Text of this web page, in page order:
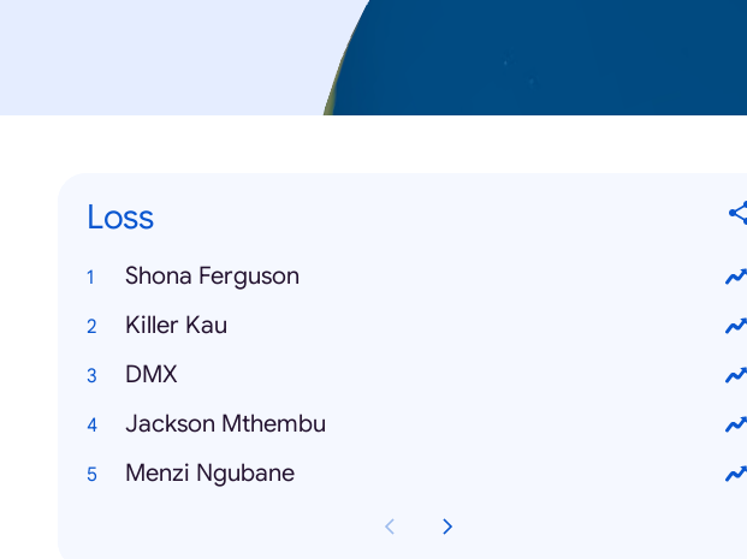
Loss
Shona Ferguson
Killer Kau
DMX
Jackson Mthembu
Menzi Ngubane